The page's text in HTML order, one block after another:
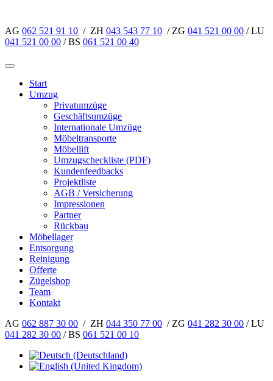
AG 062 521 91 10 / ZH 043 543 77 10 / ZG 041 521 00 00 / LU
041 521 00 00 / BS 061 521 00 40
Start
Umzug
Privatumzüge
Geschäftsumzüge
Internationale Umzüge
Möbeltransporte
Möbellift
Umzugscheckliste (PDF)
Kundenfeedbacks
Projektliste
AGB / Versicherung
Impressionen
Partner
Rückbau
Möbellager
Entsorgung
Reinigung
Offerte
Zügelshop
Team
Kontakt
AG 062 887 30 00 / ZH 044 350 77 00 / ZG 041 282 30 00 / LU
041 282 30 00 / BS 061 521 00 10